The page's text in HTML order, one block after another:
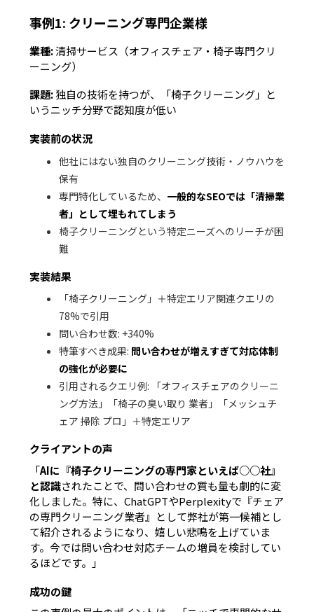
事例1: クリーニング専門企業様
業種:清掃サービス（オフィスチェア・椅子専門クリ
ーニング）
課題:独自の技術を持つが、「椅子クリーニング」と
いうニッチ分野で認知度が低い
実装前の状況
他社にはない独自のクリーニング技術・ノウハウを
保有
専門特化しているため、 一般的なSEOでは「清掃業
者」として埋もれてしまう
椅子クリーニングという特定ニーズへのリーチが困
難
実装結果
「椅子クリーニング」＋特定エリア関連クエリの
78%で引用
問い合わせ数: +340%
特筆すべき成果: 問い合わせが増えすぎて対応体制
の強化が必要に
引用されるクエリ例: 「オフィスチェアのクリーニ
ング方法」「椅子の臭い取り 業者」「メッシュチ
ェア 掃除 プロ」＋特定エリア
クライアントの声
「AIに『椅子クリーニングの専門家といえば○○社』
と認識されたことで、問い合わせの質も量も劇的に変
化しました。特に、ChatGPTやPerplexityで『チェア
の専門クリーニング業者』として弊社が第一候補とし
て紹介されるようになり、嬉しい悲鳴を上げていま
す。今では問い合わせ対応チームの増員を検討してい
るほどです。」
成功の鍵